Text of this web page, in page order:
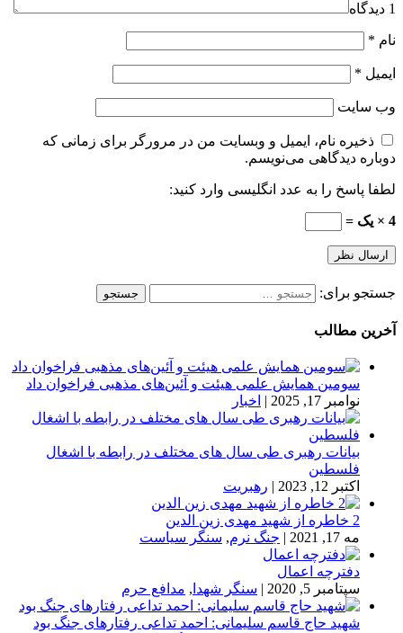
1 دیدگاه
نام *
ایمیل *
وب‌ سایت
ذخیره نام، ایمیل و وبسایت من در مرورگر برای زمانی که
دوباره دیدگاهی می‌نویسم.
لطفا پاسخ را به عدد انگلیسی وارد کنید:
4 × یک =
جستجو برای:
آخرین مطالب
سومین همایش علمی هیئت و آئین‌های مذهبی فراخوان داد
نوامبر 17, 2025
| اخبار
بیانات رهبری طی سال های مختلف در رابطه با اشغال
فلسطین
اکتبر 12, 2023
| رهبریت
2 خاطره از شهید مهدی زین الدین
مه 17, 2021
| جنگ نرم, سنگر سیاست
دفترچه اعمال
سپتامبر 5, 2020
| سنگر شهدا , مدافع حرم
شهید حاج قاسم سلیمانی: احمد تداعی رفتارهای جنگ بود